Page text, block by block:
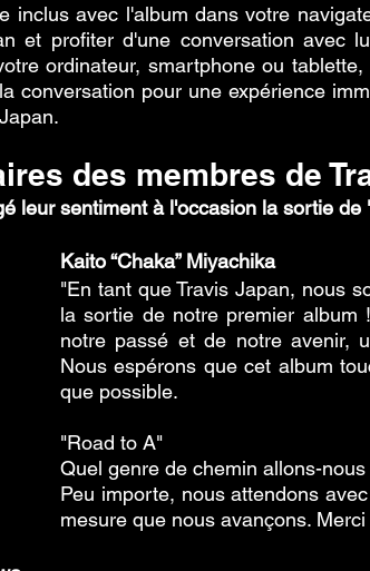
inclus avec l'album dans votre
et profiter d'une conversation avec
ordinateur, smartphone ou
conversation pour une expérience
des membres de
leur sentiment à l'occasion la sortie de
Kaito “Chaka” Miyachika
"En tant que Travis Japan, nous
la sortie de notre premier album
notre passé et de notre avenir,
Nous espérons que cet album
que possible.
"Road to A"
Quel genre de chemin allons-
Peu importe, nous attendons
mesure que nous avançons.